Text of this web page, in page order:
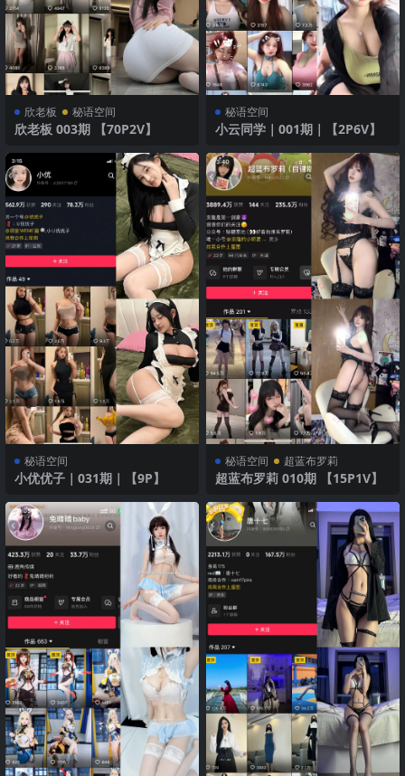
欣老板 秘语空间
欣老板 003期 【70P2V】
秘语空间
小云同学｜001期｜【2P6V】
秘语空间
小优优子｜031期｜【9P】
秘语空间 超蓝布罗莉
超蓝布罗莉 010期 【15P1V】